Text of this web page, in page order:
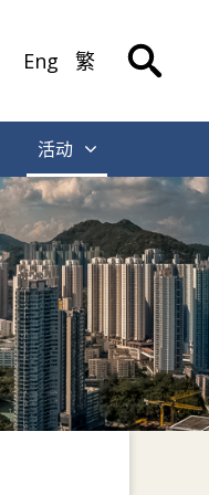
Eng 繁
活动